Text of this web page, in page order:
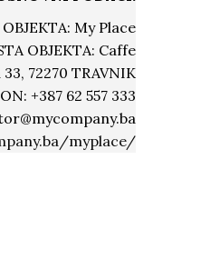
My Place
OBJEKTA: Caffe
33, 72270 TRAVNIK
+387 62 557 333
myplace/